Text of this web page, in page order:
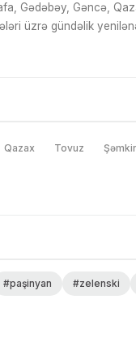
Gədəbəy, Gəncə,
üzrə gündəlik
Qazax Tovuz Şəmkir
#paşinyan #zelenski